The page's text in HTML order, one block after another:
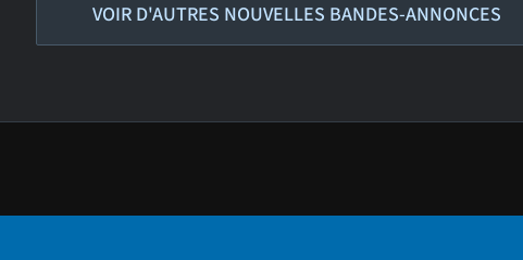
VOIR D'AUTRES NOUVELLES BANDES-ANNONCES